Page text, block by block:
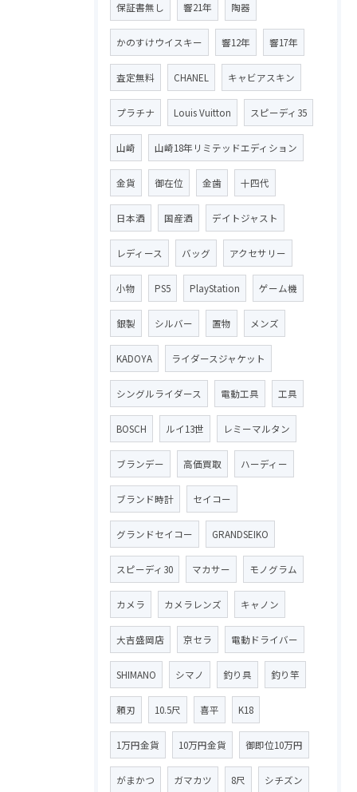
保証書無し 響21年 陶器
かのすけウイスキー 響12年 響17年
査定無料 CHANEL キャビアスキン
プラチナ Louis Vuitton スピーディ35
山崎 山崎18年リミテッドエディション
金貨 御在位 金歯 十四代
日本酒 国産酒 デイトジャスト
レディース バッグ アクセサリー
小物 PS5 PlayStation ゲーム機
銀製 シルバー 置物 メンズ
KADOYA ライダースジャケット
シングルライダース 電動工具 工具
BOSCH ルイ13世 レミーマルタン
ブランデー 高価買取 ハーディー
ブランド時計 セイコー
グランドセイコー GRANDSEIKO
スピーディ30 マカサー モノグラム
カメラ カメラレンズ キャノン
大吉盛岡店 京セラ 電動ドライバー
SHIMANO シマノ 釣り具 釣り竿
頼刃 10.5尺 喜平 K18
1万円金貨 10万円金貨 御即位10万円
がまかつ ガマカツ 8尺 シチズン